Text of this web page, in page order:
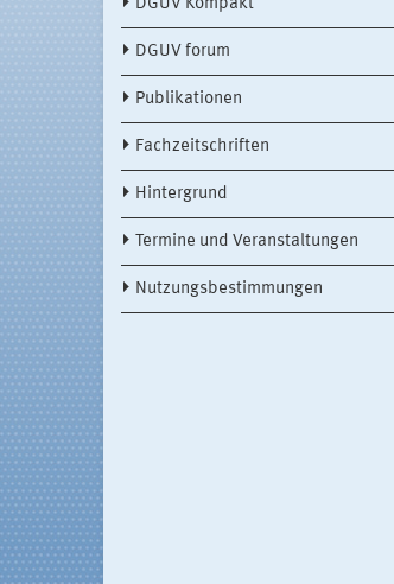
DGUV Kompakt
DGUV forum
Publikationen
Fachzeitschriften
Hintergrund
Termine und Veranstaltungen
Nutzungsbestimmungen